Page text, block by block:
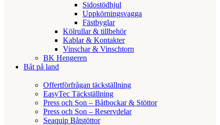
Sidostödhjul
Uppkörningsvagga
Fästbyglar
Kölrullar & tillbehör
Kablar & Kontakter
Vinschar & Vinschtorn
BK Hengeren
Båt på land
Offertförfrågan täckställning
EasyTec Täckställning
Press och Son – Båtbockar & Stöttor
Press och Son – Reservdelar
Seaquip Båtstöttor